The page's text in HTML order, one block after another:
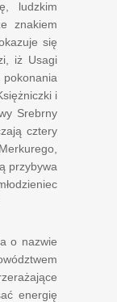
ludzkim
znakiem
się
iż Usagi
i
Srebrny
cztery
przybywa
o nazwie
energię